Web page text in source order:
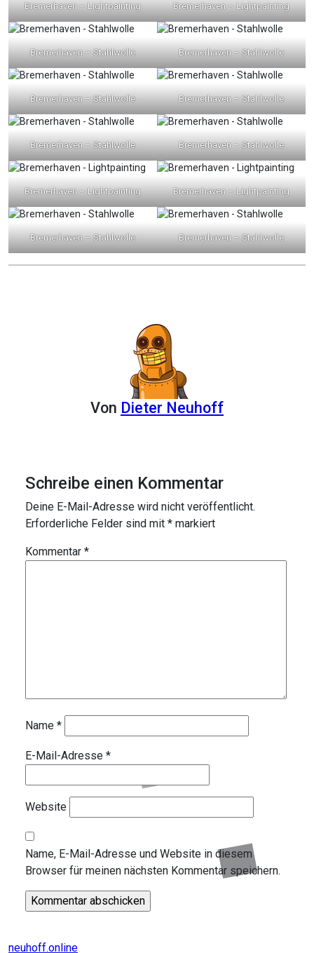
Bremerhaven – Lightpainting Bremerhaven – Lightpainting
Bremerhaven – Stahlwolle Bremerhaven – Stahlwolle
Bremerhaven – Stahlwolle Bremerhaven – Stahlwolle
Bremerhaven – Stahlwolle Bremerhaven – Stahlwolle
Bremerhaven – Lightpainting Bremerhaven – Lightpainting
Bremerhaven – Stahlwolle Bremerhaven – Stahlwolle
Von Dieter Neuhoff
Schreibe einen Kommentar
Deine E-Mail-Adresse wird nicht veröffentlicht.
Erforderliche Felder sind mit * markiert
Kommentar *
Name *
E-Mail-Adresse *
Website
Name, E-Mail-Adresse und Website in diesem
Browser für meinen nächsten Kommentar speichern.
neuhoff.online